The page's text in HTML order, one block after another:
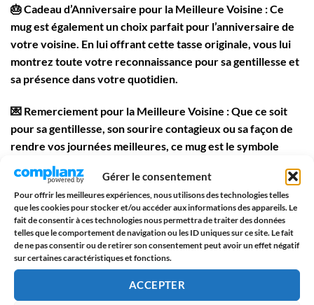
Gérer le consentement
Pour offrir les meilleures expériences, nous utilisons des technologies telles
que les cookies pour stocker et/ou accéder aux informations des appareils. Le
fait de consentir à ces technologies nous permettra de traiter des données
telles que le comportement de navigation ou les ID uniques sur ce site. Le fait
de ne pas consentir ou de retirer son consentement peut avoir un effet négatif
sur certaines caractéristiques et fonctions.
ACCEPTER
🎂Cadeau d’Anniversaire pour la Meilleure Voisine : Ce
mug est également un choix parfait pour l’anniversaire de
votre voisine. En lui offrant cette tasse originale, vous lui
montrez toute votre reconnaissance pour sa gentillesse et
sa présence dans votre quotidien.
💌 Remerciement pour la Meilleure Voisine : Que ce soit
pour sa gentillesse, son sourire contagieux ou sa façon de
rendre vos journées meilleures, ce mug est le symbole
parfait de votre gratitude.
🌟Design Unique et Exclusif: Ce mug en céramique de
haute qualité est imprimé des deux côtés dans notre atelier
en France. Il est durable, résistant aux chocs et compatible
avec le micro-ondes et le lave-vaisselle, pour une
utilisation quotidienne facile.
☕
: Idéal pour savourer un